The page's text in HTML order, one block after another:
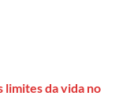
limites da vida no